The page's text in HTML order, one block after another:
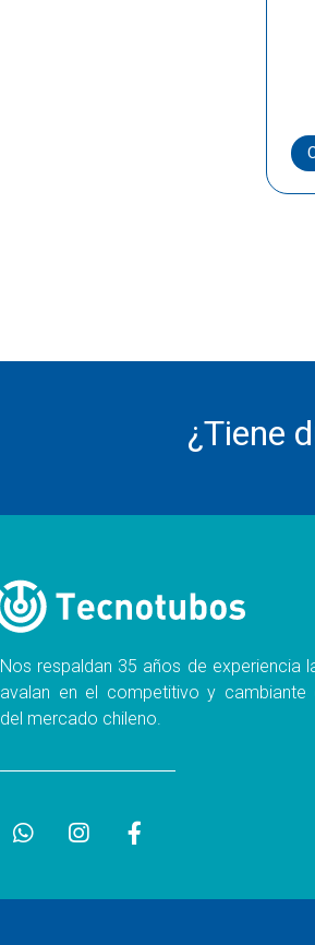
¿Tiene
Nos respaldan 35 años de experiencia
avalan en el competitivo y cambiante
del mercado chileno.